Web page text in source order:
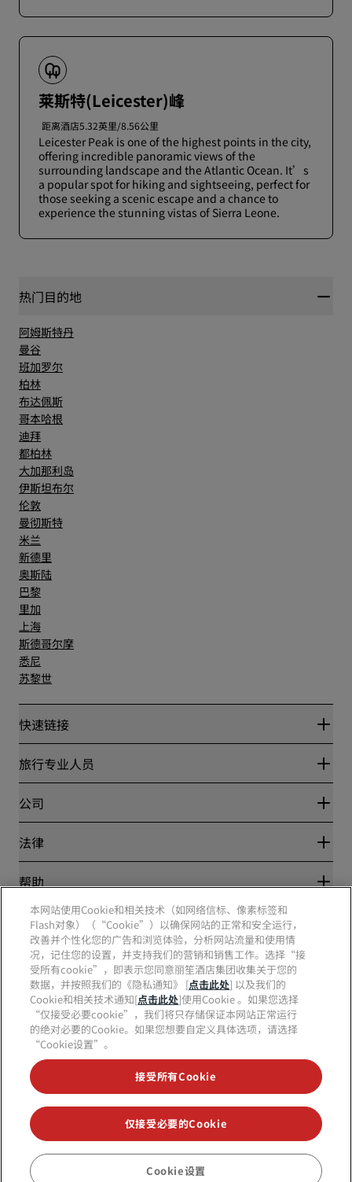
预订
莱斯特(Leicester)峰
距离酒店5.32英里/8.56公里
Leicester Peak is one of the highest points in the city,
offering incredible panoramic views of the
surrounding landscape and the Atlantic Ocean. It’s
a popular spot for hiking and sightseeing, perfect for
those seeking a scenic escape and a chance to
experience the stunning vistas of Sierra Leone.
热门目的地
阿姆斯特丹
曼谷
班加罗尔
柏林
布达佩斯
哥本哈根
迪拜
都柏林
大加那利岛
伊斯坦布尔
伦敦
曼彻斯特
米兰
新德里
奥斯陆
巴黎
里加
上海
斯德哥尔摩
悉尼
苏黎世
快速链接
丽赏会
Blog
目的地
丽笙酒店集团APP
体育认证酒店
家庭友好型酒店
旅行专业人员
合作伙伴
公司
丽笙酒店集团
工作机会 RHG
工作机会 PPHE
工作机会 EHL
The Club by RHG
发展机会
责任经营
采购
法律
隐私中心
丽赏会条款和条件
网站使用协议
数字无障碍
现代奴隶制声明
帮助
消费者警示
联系方式
常见问题
网站地图
社交媒体
丽笙酒店集团品牌
不再错失我们最受欢迎的酒店优惠
© 2026 丽笙酒店集团.保留所有权利。RHG丽笙酒店集团、丽筠、丽芮、丽
笙、丽笙精选、丽祺、丽亭、丽柏、丽怡、Prize by Radisson、丽赏会和丽
笙会议是丽笙酒店集团的商标。
本网站使用Cookie和相关技术（如网络信标、像素标签和
Flash对象）（“Cookie”）以确保网站的正常和安全运行，
改善并个性化您的广告和浏览体验，分析网站流量和使用情
况，记住您的设置，并支持我们的营销和销售工作。选择“接
受所有cookie”，即表示您同意丽笙酒店集团收集关于您的
数据，并按照我们的《隐私通知》 [点击此处] 以及我们的
Cookie和相关技术通知[点击此处]使用Cookie 。如果您选择
“仅接受必要cookie”，我们将只存储保证本网站正常运行
的绝对必要的Cookie。如果您想要自定义具体选项，请选择
“Cookie设置”。
接受所有Cookie
仅接受必要的Cookie
Cookie设置